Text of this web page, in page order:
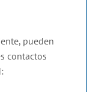
pueden
contactos